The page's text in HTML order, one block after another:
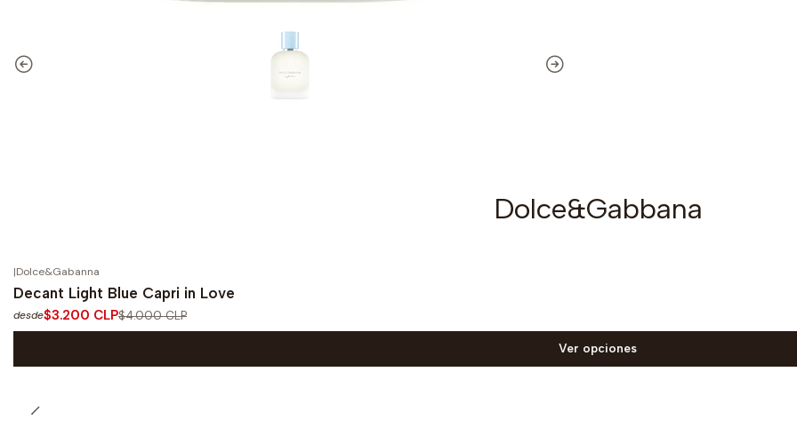
Dolce&Gabbana
|Dolce&Gabanna
Decant Light Blue Capri in Love
desde$3.200 CLP$4.000 CLP
Ver opciones